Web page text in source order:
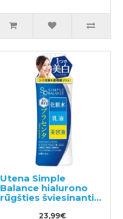
Utena Simple
Balance hialurono
rūgšties šviesinantis
veido losjonas 220ml
23,99€